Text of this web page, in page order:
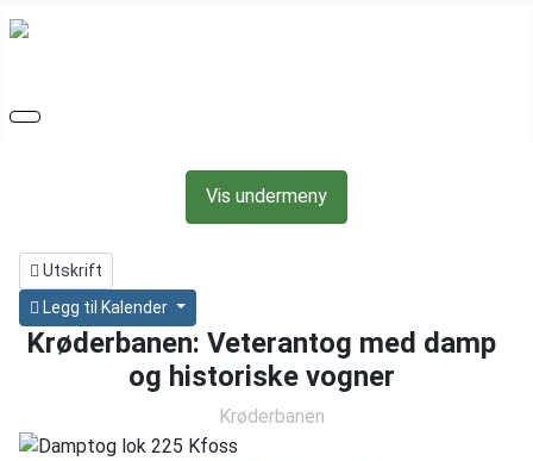
Vis undermeny
Utskrift
Legg til Kalender
Krøderbanen: Veterantog med damp
og historiske vogner
Krøderbanen